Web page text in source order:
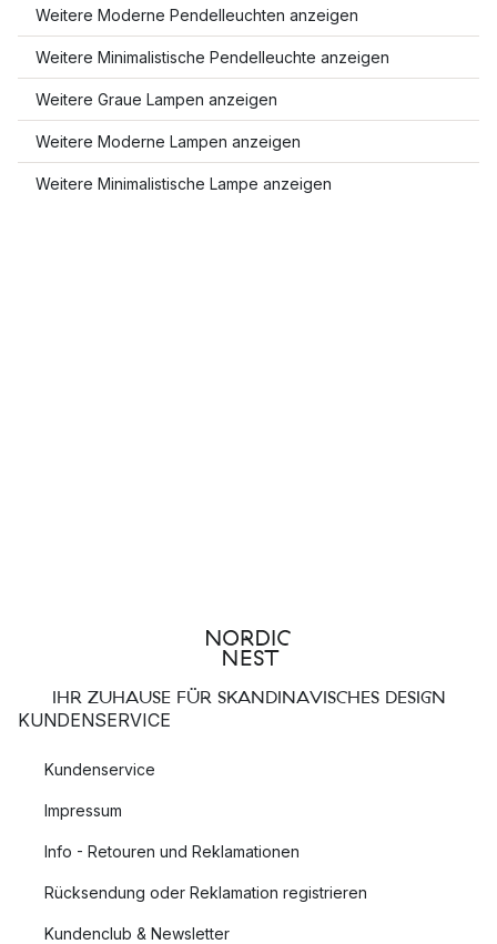
Weitere Moderne Pendelleuchten anzeigen
Weitere Minimalistische Pendelleuchte anzeigen
Weitere Graue Lampen anzeigen
Weitere Moderne Lampen anzeigen
Weitere Minimalistische Lampe anzeigen
IHR ZUHAUSE FÜR SKANDINAVISCHES DESIGN
KUNDENSERVICE
Kundenservice
Impressum
Info - Retouren und Reklamationen
Rücksendung oder Reklamation registrieren
Kundenclub & Newsletter